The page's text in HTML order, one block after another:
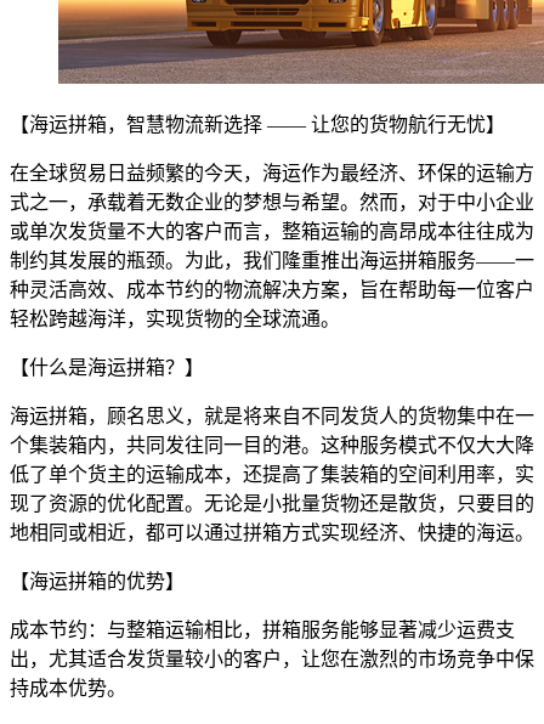
【海运拼箱，智慧物流新选择 —— 让您的货物航行无忧】
在全球贸易日益频繁的今天，海运作为最经济、环保的运输方
式之一，承载着无数企业的梦想与希望。然而，对于中小企业
或单次发货量不大的客户而言，整箱运输的高昂成本往往成为
制约其发展的瓶颈。为此，我们隆重推出海运拼箱服务——一
种灵活高效、成本节约的物流解决方案，旨在帮助每一位客户
轻松跨越海洋，实现货物的全球流通。
‌【什么是海运拼箱？】‌
海运拼箱，顾名思义，就是将来自不同发货人的货物集中在一
个集装箱内，共同发往同一目的港。这种服务模式不仅大大降
低了单个货主的运输成本，还提高了集装箱的空间利用率，实
现了资源的优化配置。无论是小批量货物还是散货，只要目的
地相同或相近，都可以通过拼箱方式实现经济、快捷的海运。
‌【海运拼箱的优势】‌
‌成本节约‌：与整箱运输相比，拼箱服务能够显著减少运费支
出，尤其适合发货量较小的客户，让您在激烈的市场竞争中保
持成本优势。